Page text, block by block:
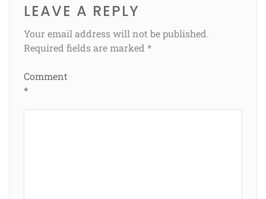
LEAVE A REPLY
Your email address will not be published.
Required fields are marked *
Comment
*